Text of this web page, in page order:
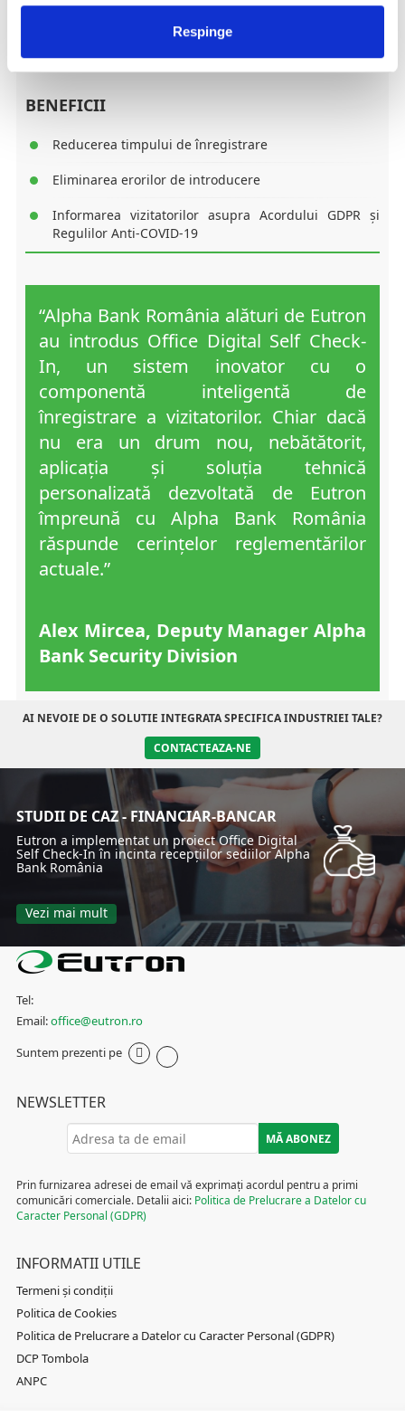
Respinge
Creșterea satisfacției vizitatorilor
Digitalizarea operațiunii de înregistrare a vizitatorilor
BENEFICII
Reducerea timpului de înregistrare
Eliminarea erorilor de introducere
Informarea vizitatorilor asupra Acordului GDPR și
Regulilor Anti-COVID-19
“Alpha Bank România alături de Eutron
au introdus Office Digital Self Check-
In, un sistem inovator cu o
componentă inteligentă de
înregistrare a vizitatorilor. Chiar dacă
nu era un drum nou, nebătătorit,
aplicația și soluția tehnică
personalizată dezvoltată de Eutron
împreună cu Alpha Bank România
răspunde cerințelor reglementărilor
actuale.”
Alex Mircea, Deputy Manager Alpha
Bank Security Division
AI NEVOIE DE O SOLUTIE INTEGRATA SPECIFICA INDUSTRIEI TALE?
CONTACTEAZA-NE
STUDII DE CAZ - FINANCIAR-BANCAR
Eutron a implementat un proiect Office Digital
Self Check-In în incinta recepțiilor sediilor Alpha
Bank România
Vezi mai mult
Tel:
Email:office@eutron.ro
Suntem prezenti pe
NEWSLETTER
Prin furnizarea adresei de email vă exprimați acordul pentru a primi
comunicări comerciale. Detalii aici: Politica de Prelucrare a Datelor cu
Caracter Personal (GDPR)
INFORMATII UTILE
Termeni și condiții
Politica de Cookies
Politica de Prelucrare a Datelor cu Caracter Personal (GDPR)
DCP Tombola
ANPC